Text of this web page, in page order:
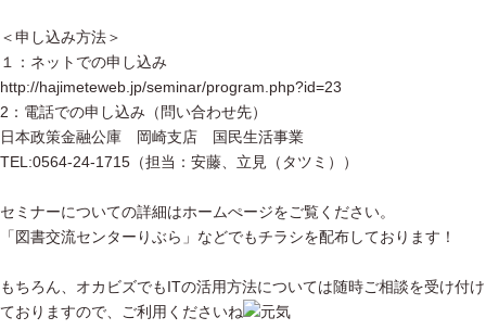
＜申し込み方法＞
１：ネットでの申し込み
http://hajimeteweb.jp/seminar/program.php?id=23
2：電話での申し込み（問い合わせ先）
日本政策金融公庫 岡崎支店 国民生活事業
TEL:0564-24-1715（担当：安藤、立見（タツミ））
セミナーについての詳細はホームぺージをご覧ください。
「図書交流センターりぶら」などでもチラシを配布しております！
もちろん、オカビズでもITの活用方法については随時ご相談を受け付け
ておりますので、ご利用くださいね